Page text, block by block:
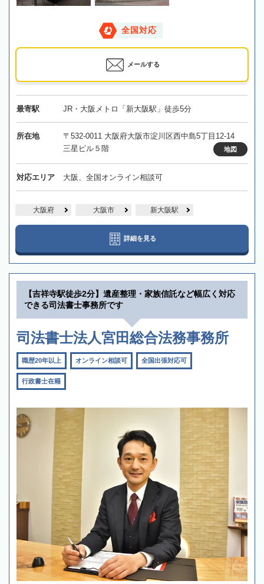
全国対応
メールする
最寄駅 JR・大阪メトロ「新大阪駅」徒歩5分
所在地
〒532-0011 大阪府大阪市淀川区西中島5丁目12-14
三星ビル５階
地図
対応エリア 大阪、全国オンライン相談可
大阪府 大阪市 新大阪駅
詳細を見る
【吉祥寺駅徒歩2分】遺産整理・家族信託など幅広く対応
できる司法書士事務所です
司法書士法人宮田総合法務事務所
職歴20年以上 オンライン相談可 全国出張対応可
行政書士在籍